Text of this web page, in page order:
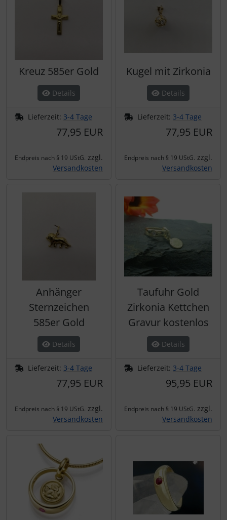
Kreuz 585er Gold
Details
Lieferzeit: 3-4 Tage
77,95 EUR
Endpreis nach § 19 UStG. zzgl.
Versandkosten
Kugel mit Zirkonia
Details
Lieferzeit: 3-4 Tage
77,95 EUR
Endpreis nach § 19 UStG. zzgl.
Versandkosten
Anhänger
Sternzeichen
585er Gold
Details
Lieferzeit: 3-4 Tage
77,95 EUR
Endpreis nach § 19 UStG. zzgl.
Versandkosten
Taufuhr Gold
Zirkonia Kettchen
Gravur kostenlos
Details
Lieferzeit: 3-4 Tage
95,95 EUR
Endpreis nach § 19 UStG. zzgl.
Versandkosten